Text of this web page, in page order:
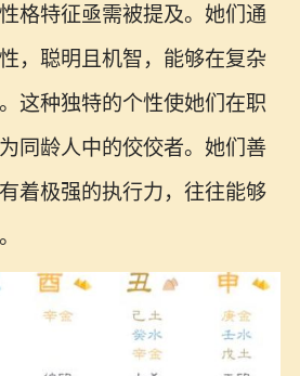
格特征亟需被提及。她们通
，聪明且机智，能够在复杂
这种独特的个性使她们在职
同龄人中的佼佼者。她们善
着极强的执行力，往往能够